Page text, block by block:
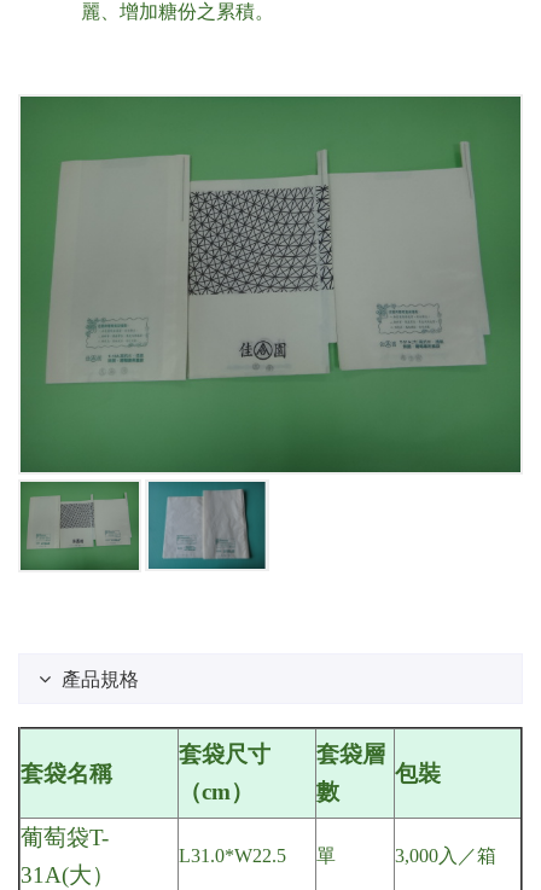
麗、增加糖份之累積。
產品規格
套袋名稱
套袋尺寸
（cm）
套袋層
數
包裝
葡萄袋T-
31A(大）
L31.0*W22.5 單 3,000入／箱